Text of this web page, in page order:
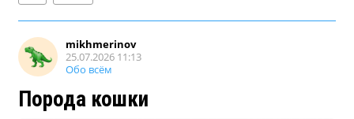
mikhmerinov
25.07.2026 11:13
Обо всём
Порода кошки